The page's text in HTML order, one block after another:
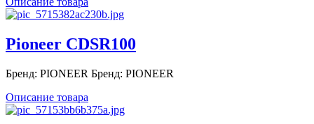
Pioneer CDSR100
Бренд: PIONEER Бренд: PIONEER
Описание товара